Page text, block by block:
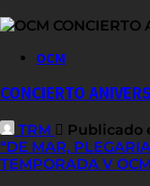
OCM
CONCIERTO
TRM
Publicado
“DE MAR,
TEMPORADA V OCM